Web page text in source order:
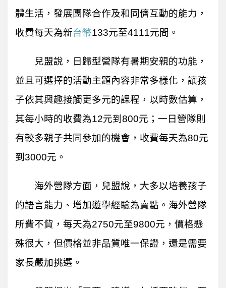
體生活，發展團隊合作及和同儕互動的能力，
收費每天為新台幣133元至4111元間。
兒盟說，日歸型營隊有暑期安親的功能，
並且可選擇的活動主題內容非常多樣化，讓孩
子依其興趣接觸更多元的課程，以時數估算，
其每小時的收費為12元到800元；一日營隊則
有較多親子共同參加的機會，收費每天為80元
到3000元。
海外營隊方面，兒盟說，大多以培養孩子
的語言能力、增加遊學經驗為賣點。海外營隊
所費不貲，每天為2750元至9800元，價格懸
殊很大，但價格並非品質唯一保證，還是需要
家長嚴加挑選。